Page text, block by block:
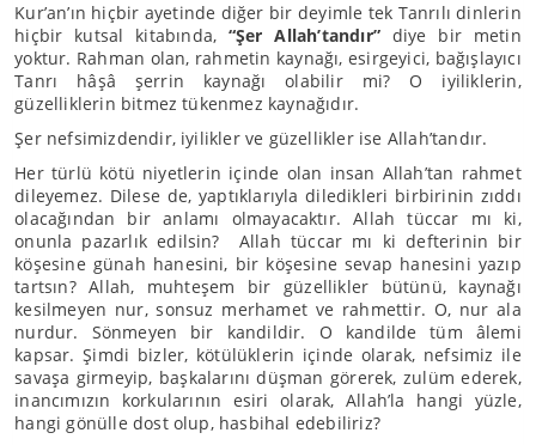
Kur’an’ın hiçbir ayetinde diğer bir deyimle tek Tanrılı dinlerin
hiçbir kutsal kitabında, “Şer Allah’tandır” diye bir metin
yoktur. Rahman olan, rahmetin kaynağı, esirgeyici, bağışlayıcı
Tanrı hâşâ şerrin kaynağı olabilir mi? O iyiliklerin,
güzelliklerin bitmez tükenmez kaynağıdır.
Şer nefsimizdendir, iyilikler ve güzellikler ise Allah’tandır.
Her türlü kötü niyetlerin içinde olan insan Allah’tan rahmet
dileyemez. Dilese de, yaptıklarıyla diledikleri birbirinin zıddı
olacağından bir anlamı olmayacaktır. Allah tüccar mı ki,
onunla pazarlık edilsin? Allah tüccar mı ki defterinin bir
köşesine günah hanesini, bir köşesine sevap hanesini yazıp
tartsın? Allah, muhteşem bir güzellikler bütünü, kaynağı
kesilmeyen nur, sonsuz merhamet ve rahmettir. O, nur ala
nurdur. Sönmeyen bir kandildir. O kandilde tüm âlemi
kapsar. Şimdi bizler, kötülüklerin içinde olarak, nefsimiz ile
savaşa girmeyip, başkalarını düşman görerek, zulüm ederek,
inancımızın korkularının esiri olarak, Allah’la hangi yüzle,
hangi gönülle dost olup, hasbihal edebiliriz?